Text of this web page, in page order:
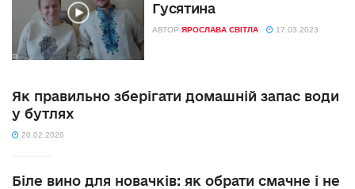
Гусятина
АВТОР ЯРОСЛАВА СВІТЛА 17.03.2023
Як правильно зберігати домашній запас води
у бутлях
20.02.2026
Біле вино для новачків: як обрати смачне і не